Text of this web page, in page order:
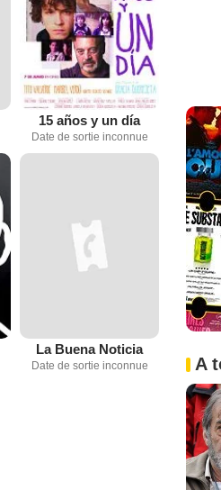
15 años y un día
Date de sortie inconnue
La Buena Noticia
Date de sortie inconnue A